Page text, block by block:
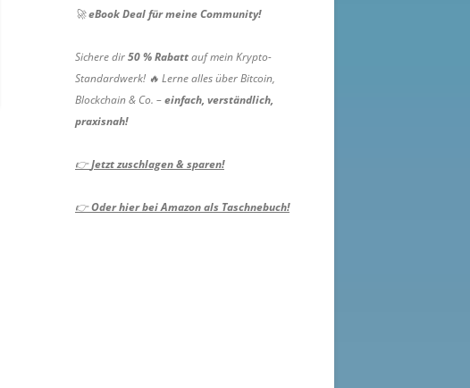
🚀eBook Deal für meine Community!
Sichere dir50 % Rabattauf mein Krypto-
Standardwerk! 🔥 Lerne alles über Bitcoin,
Blockchain & Co. –einfach, verständlich,
praxisnah!
👉Jetzt zuschlagen & sparen!
👉Oder hier bei Amazon als Taschnebuch!